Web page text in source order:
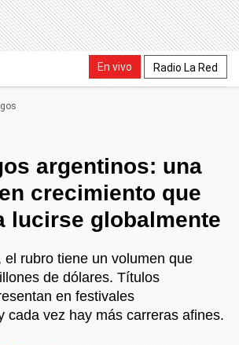
En vivo Radio La Red
argentinos: una
crecimiento que
lucirse globalmente
el rubro tiene un volumen que
de dólares. Títulos
en festivales
cada vez hay más carreras afines.